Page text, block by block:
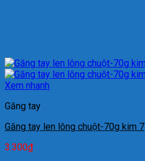
Xem nhanh
Găng tay
Găng tay len lông chuột-70g kim 7
3.300₫